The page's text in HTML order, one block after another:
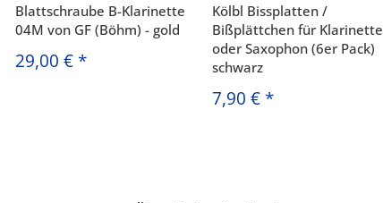
Blattschraube B-Klarinette
04M von GF (Böhm) - gold
29,00 € *
Kölbl Bissplatten /
Bißplättchen für Klarinette
oder Saxophon (6er Pack)
schwarz
7,90 € *